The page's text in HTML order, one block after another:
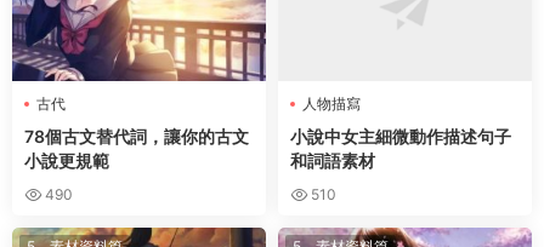
古代
78個古文替代詞，讓你的古文
小說更規範
490
人物描寫
小說中女主細微動作描述句子
和詞語素材
510